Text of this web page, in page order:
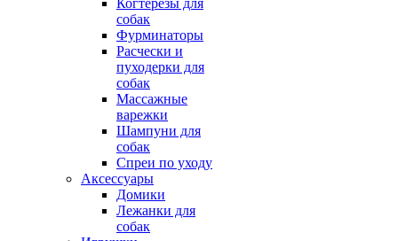
Когтерезы для
собак
Фурминаторы
Расчески и
пуходерки для
собак
Массажные
варежки
Шампуни для
собак
Спреи по уходу
Аксессуары
Домики
Лежанки для
собак